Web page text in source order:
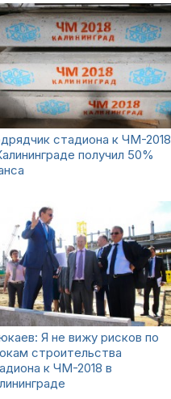
стадиона к ЧМ-2018
получил 50%
Я не вижу рисков по
строительства
к ЧМ-2018 в